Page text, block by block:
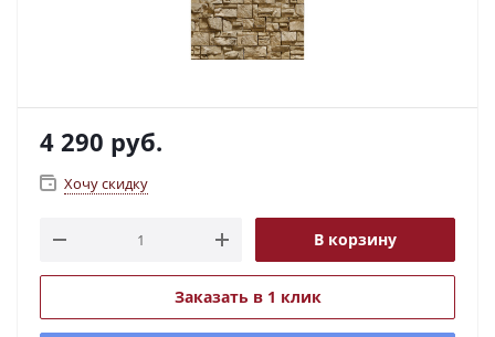
4 290 руб.
Хочу скидку
В корзину
Заказать в 1 клик